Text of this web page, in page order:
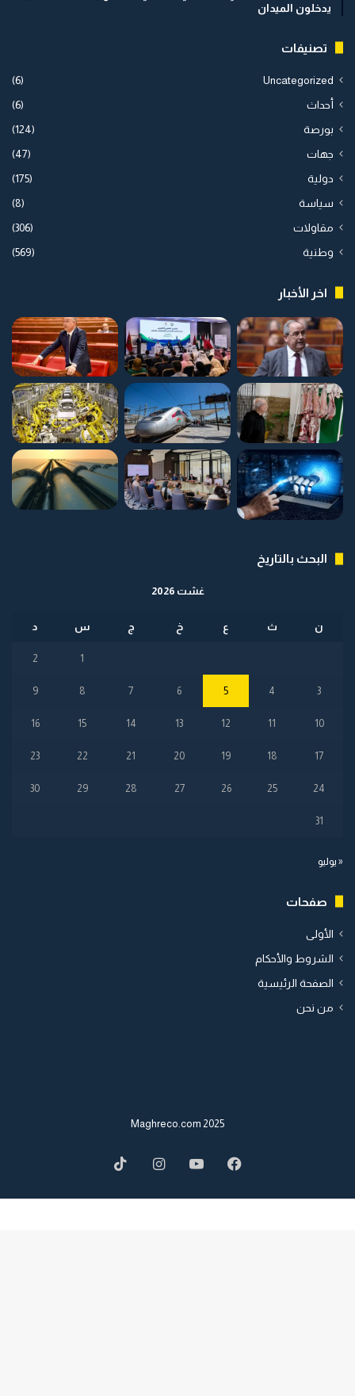
يدخلون الميدان
تصنيفات
Uncategorized
(6)
أحداث (6)
بورصة (124)
جهات (47)
دولية (175)
سياسة (8)
مقاولات (306)
وطنية (569)
اخر الأخبار
البحث بالتاريخ
غشت 2026
ن ث ع خ ج س د
1
2
3
4
5
6
7
8
9
10
11
12
13
14
15
16
17
18
19
20
21
22
23
24
25
26
27
28
29
30
31
« يوليو
صفحات
الأولى
الشروط والأحكام
الصفحة الرئيسية
من نحن
2025 Maghreco.com
Facebook
YouTube
Instagram